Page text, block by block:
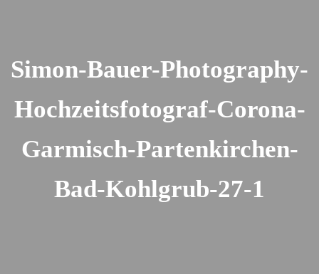
Simon-Bauer-Photography-
Hochzeitsfotograf-Corona-
Garmisch-Partenkirchen-
Bad-Kohlgrub-27-1